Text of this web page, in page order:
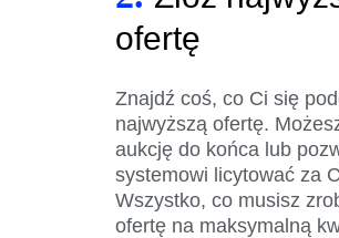
ofertę
Znajdź coś, co Ci się
najwyższą ofertę.
aukcję do końca lub
systemowi licytować za
Wszystko, co musisz
ofertę na maksymalną